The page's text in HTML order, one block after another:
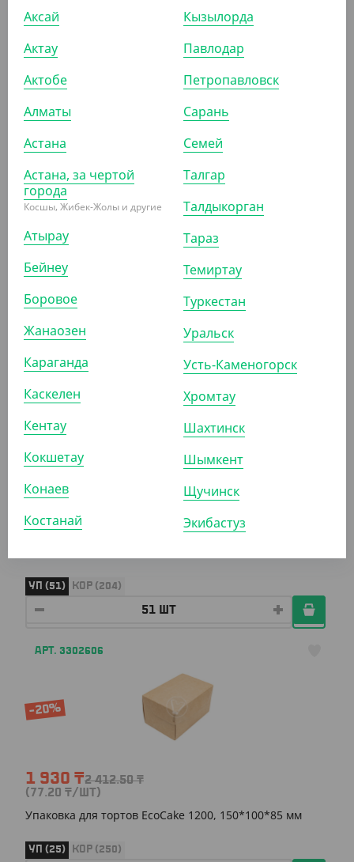
Упаковка для пирога с низкой крышкой, d 200 мм
УП (100)
АРТ. 2201503
-10%
7 267.50
(145.35
4 023.90
(78.90₸/ШТ)
УП (51) КОР (204)
АРТ. 3302606
-20%
1 930 ₸2 412.50₸
(77.20 ₸/ШТ)
Упаковка для тортов EcoCake 1200, 150*100*85 мм
УП (25) КОР (250)
Аксай
Актау
Актобе
Алматы
Астана
Астана, за чертой
города
Косшы, Жибек-Жолы и другие
Атырау
Бейнеу
Боровое
Жанаозен
Караганда
Каскелен
Кентау
Кокшетау
Конаев
Костанай
Кызылорда
Павлодар
Петропавловск
Сарань
Семей
Талгар
Талдыкорган
Тараз
Темиртау
Туркестан
Уральск
Усть-Каменогорск
Хромтау
Шахтинск
Шымкент
Щучинск
Экибастуз